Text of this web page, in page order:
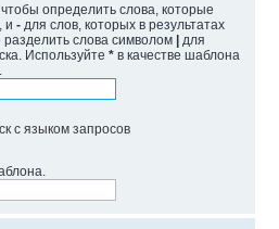
определить слова, которые
и -для слов, которых в результатах
слова символом |для
Используйте *в качестве шаблона
с языком запросов